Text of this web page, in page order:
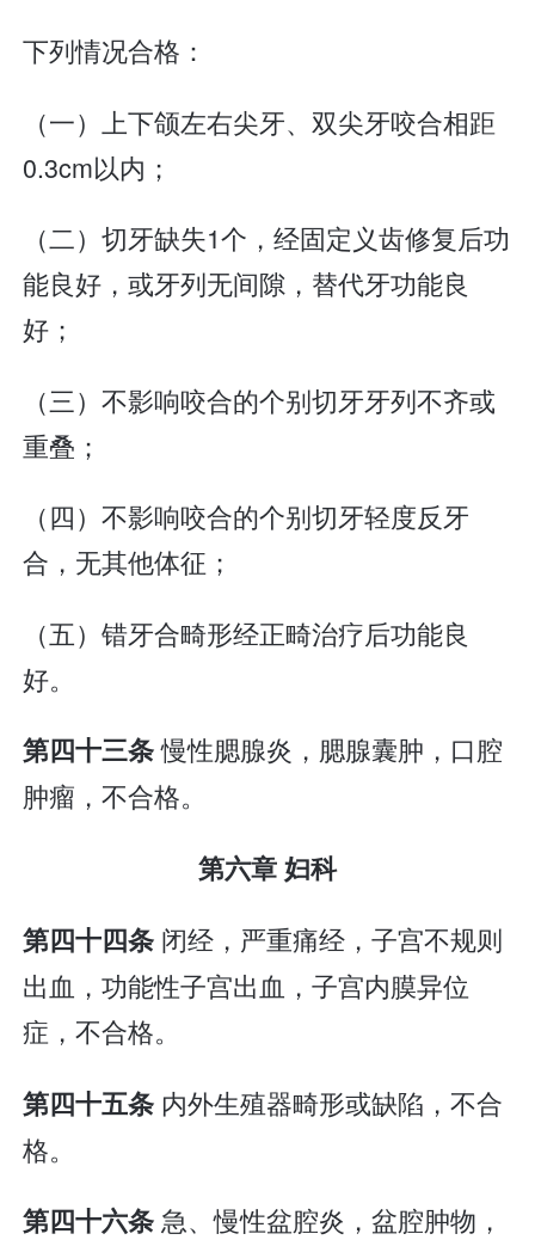
下列情况合格：
（一）上下颌左右尖牙、双尖牙咬合相距
0.3cm以内；
（二）切牙缺失1个，经固定义齿修复后功
能良好，或牙列无间隙，替代牙功能良
好；
（三）不影响咬合的个别切牙牙列不齐或
重叠；
（四）不影响咬合的个别切牙轻度反牙
合，无其他体征；
（五）错牙合畸形经正畸治疗后功能良
好。
第四十三条慢性腮腺炎，腮腺囊肿，口腔
肿瘤，不合格。
第六章 妇科
第四十四条 闭经，严重痛经，子宫不规则
出血，功能性子宫出血，子宫内膜异位
症，不合格。
第四十五条 内外生殖器畸形或缺陷，不合
格。
第四十六条急、慢性盆腔炎，盆腔肿物，